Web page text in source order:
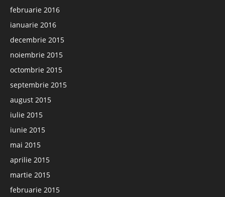
februarie 2016
ianuarie 2016
decembrie 2015
noiembrie 2015
octombrie 2015
septembrie 2015
august 2015
iulie 2015
iunie 2015
mai 2015
aprilie 2015
martie 2015
februarie 2015